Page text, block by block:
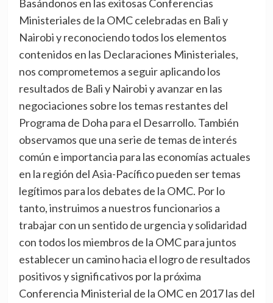
Basándonos en las exitosas Conferencias
Ministeriales de la OMC celebradas en Bali y
Nairobi y reconociendo todos los elementos
contenidos en las Declaraciones Ministeriales,
nos comprometemos a seguir aplicando los
resultados de Bali y Nairobi y avanzar en las
negociaciones sobre los temas restantes del
Programa de Doha para el Desarrollo. También
observamos que una serie de temas de interés
común e importancia para las economías actuales
en la región del Asia-Pacífico pueden ser temas
legítimos para los debates de la OMC. Por lo
tanto, instruimos a nuestros funcionarios a
trabajar con un sentido de urgencia y solidaridad
con todos los miembros de la OMC para juntos
establecer un camino hacia el logro de resultados
positivos y significativos por la próxima
Conferencia Ministerial de la OMC en 2017 las del